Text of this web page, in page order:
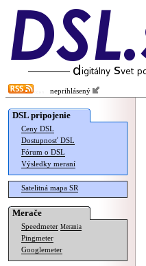
neprihlásený
DSL pripojenie
Ceny DSL
Dostupnosť DSL
Fórum o DSL
Výsledky meraní
Satelitná mapa SR
Merače
Speedmeter Merania
Pingmeter
Googlemeter